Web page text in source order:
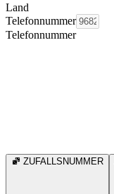
Land
Telefonnummer
Telefonnummer
ZUFALLSNUMMER